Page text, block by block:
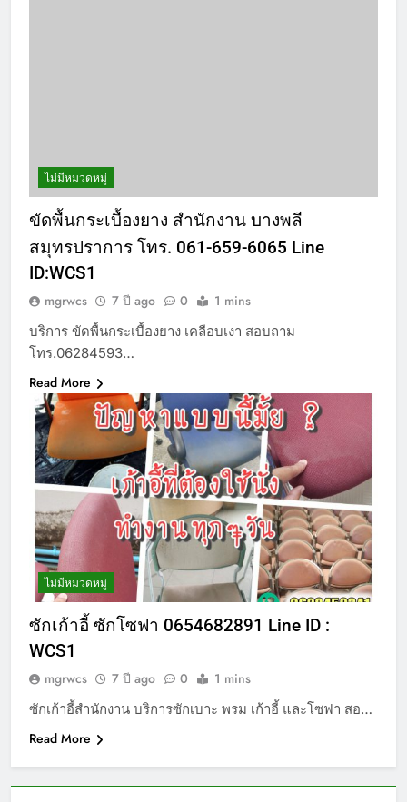
ไม่มีหมวดหมู่
ขัดพื้นกระเบื้องยาง สำนักงาน บางพลี
สมุทรปราการ โทร. 061-659-6065 Line
ID:WCS1
mgrwcs 7 ปี ago 0 1 mins
บริการ ขัดพื้นกระเบื้องยาง เคลือบเงา สอบถาม
โทร.06284593…
Read More
ไม่มีหมวดหมู่
ซักเก้าอี้ ซักโซฟา 0654682891 Line ID :
WCS1
mgrwcs 7 ปี ago 0 1 mins
ซักเก้าอี้สำนักงาน บริการซักเบาะ พรม เก้าอี้ และโซฟา สอ…
Read More